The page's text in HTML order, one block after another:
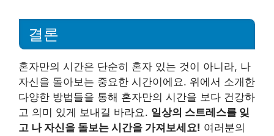
결론
혼자만의 시간은 단순히 혼자 있는 것이 아니라, 나
자신을 돌아보는 중요한 시간이에요. 위에서 소개한
다양한 방법들을 통해 혼자만의 시간을 보다 건강하
고 의미 있게 보내길 바라요. 일상의 스트레스를 잊
고 나 자신을 돌보는 시간을 가져보세요! 여러분의